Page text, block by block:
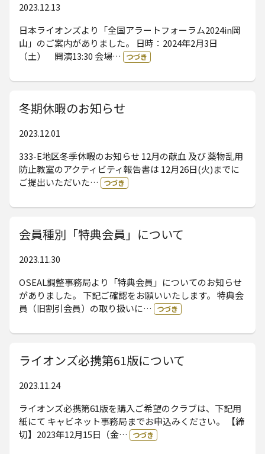
2023.12.13
日本ライオンズより「全国アラートフォーラム2024in岡
山」のご案内がありました。 日時：2024年2月3日
（土） 開演13:30 会場…
つづき
冬期休暇のお知らせ
2023.12.01
333-E地区冬季休暇のお知らせ 12月の献血 及び 薬物乱用
防止教室のアクティビティ報告書は 12月26日(火)までに
ご提出いただいた…
つづき
会員種別「特典会員」について
2023.11.30
OSEAL調整事務局より「特典会員」についてのお知らせ
がありました。 下記ご確認をお願いいたします。 特典会
員（旧割引会員）の取り扱いに…
つづき
ライオンズ必携第61版について
2023.11.24
ライオンズ必携第61版を購入ご希望のクラブは、下記用
紙にて キャビネット事務局までお申込みください。 【締
切】2023年12月15日（金…
つづき